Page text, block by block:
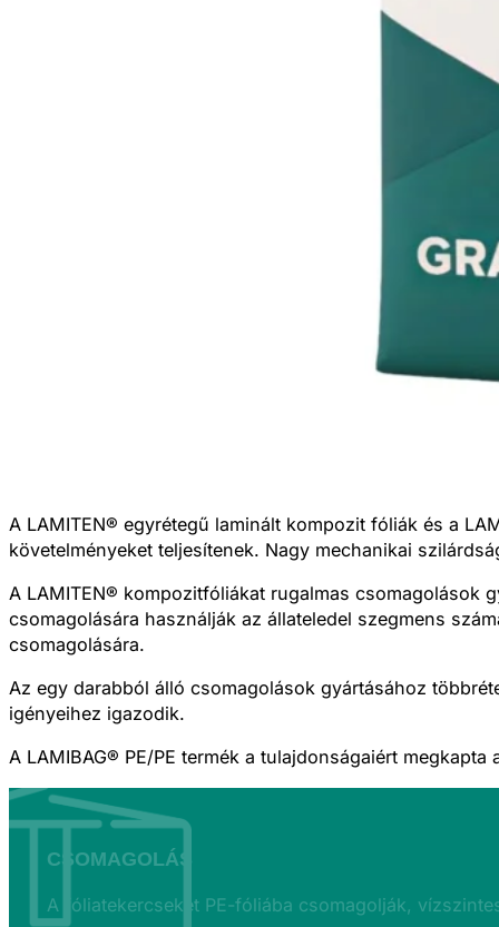
A LAMITEN® egyrétegű laminált kompozit fóliák és a
követelményeket teljesítenek. Nagy mechanikai
A LAMITEN® kompozitfóliákat rugalmas csomagolások
csomagolására használják az állateledel szegmens
csomagolására.
Az egy darabból álló csomagolások gyártásához
igényeihez igazodik.
A LAMIBAG® PE/PE termék a tulajdonságaiért
CSOMAGOLÁS
A fóliatekercseket PE-fóliába csomagolják,